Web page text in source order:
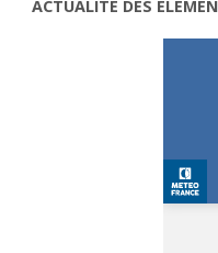
ACTUALITÉ DES